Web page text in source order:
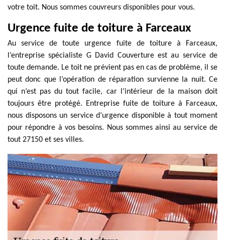
votre toit. Nous sommes couvreurs disponibles pour vous.
Urgence fuite de toiture à Farceaux
Au service de toute urgence fuite de toiture à Farceaux,
l’entreprise spécialiste G David Couverture est au service de
toute demande. Le toit ne prévient pas en cas de problème, il se
peut donc que l’opération de réparation survienne la nuit. Ce
qui n’est pas du tout facile, car l’intérieur de la maison doit
toujours être protégé. Entreprise fuite de toiture à Farceaux,
nous disposons un service d’urgence disponible à tout moment
pour répondre à vos besoins. Nous sommes ainsi au service de
tout 27150 et ses villes.